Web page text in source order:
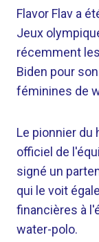
Flavor Flav a
Jeux
récemment
Biden pour
féminines de
Le pionnier du
officiel de
signé un
qui le voit
financières à
water-polo.